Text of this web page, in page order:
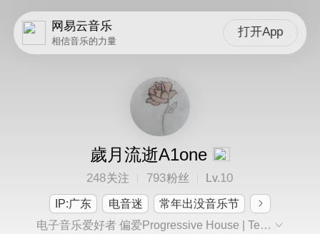
网易云音乐
相信音乐的力量
打开App
歲月流逝A1one
248关注 793粉丝 Lv.10
IP:广东 电音迷
常年出没音乐节
电子音乐爱好者 偏爱Progressive House | Techno | Trance | Hardstyle | Melodic bass只听自己最喜欢的 不跟风